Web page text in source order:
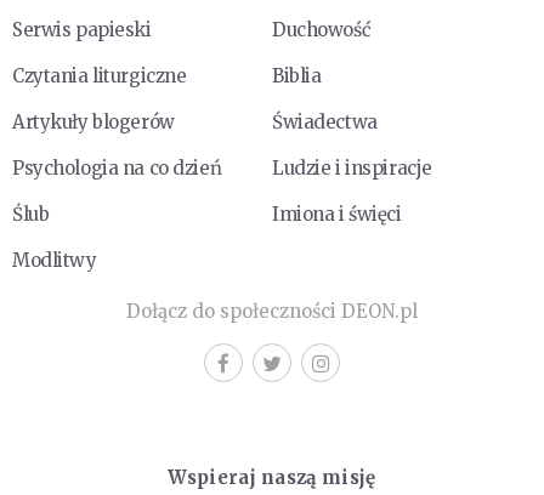
Serwis papieski
Duchowość
Czytania liturgiczne
Biblia
Artykuły blogerów
Świadectwa
Psychologia na co dzień
Ludzie i inspiracje
Ślub
Imiona i święci
Modlitwy
Dołącz do społeczności DEON.pl
Wspieraj naszą misję